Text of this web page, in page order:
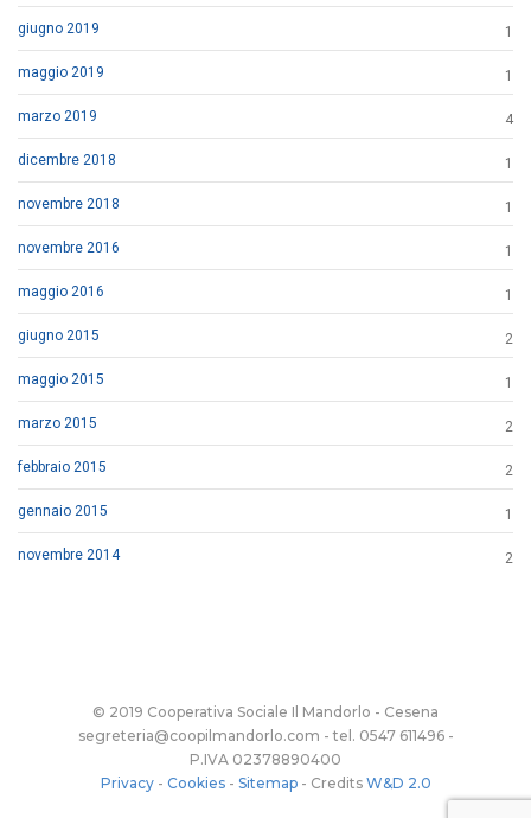
giugno 2019 1
maggio 2019 1
marzo 2019 4
dicembre 2018 1
novembre 2018 1
novembre 2016 1
maggio 2016 1
giugno 2015 2
maggio 2015 1
marzo 2015 2
febbraio 2015 2
gennaio 2015 1
novembre 2014 2
© 2019 Cooperativa Sociale Il Mandorlo - Cesena
segreteria@coopilmandorlo.com - tel. 0547 611496 -
P.IVA 02378890400
Privacy- Cookies- Sitemap- Credits W&D 2.0